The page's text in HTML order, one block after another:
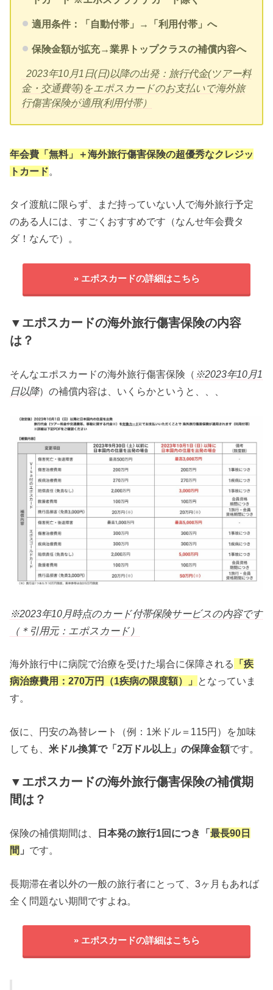
適用条件：「自動付帯」→「利用付帯」へ
保険金額が拡充→業界トップクラスの補償内容へ
2023年10月1日(日)以降の出発：旅行代金(ツアー料
金・交通費等)をエポスカードのお支払いで海外旅
行傷害保険が適用(利用付帯）
年会費「無料」＋海外旅行傷害保険の超優秀なクレジッ
トカード。
タイ渡航に限らず、まだ持っていない人で海外旅行予定
のある人には、すごくおすすめです（なんせ年会費タ
ダ！なんで）。
» エポスカードの詳細はこちら
▼エポスカードの海外旅行傷害保険の内容
は？
そんなエポスカードの海外旅行傷害保険（ ※2023年10月1
日以降）の補償内容は、いくらかというと、、、
※2023年10月時点のカード付帯保険サービスの内容です
（＊引用元：エポスカード）
海外旅行中に病院で治療を受けた場合に保障される
「疾
病治療費用：270万円（1疾病の限度額）」 となっていま
す。
仮に、円安の為替レート（例：1米ドル＝115円）を加味
しても、米ドル換算で「2万ドル以上」の保障金額です。
▼エポスカードの海外旅行傷害保険の補償期
間は？
保険の補償期間は、 日本発の旅行1回につき「最長90日
間 」 です。
長期滞在者以外の一般の旅行者にとって、3ヶ月もあれば
全く問題ない期間ですよね。
» エポスカードの詳細はこちら